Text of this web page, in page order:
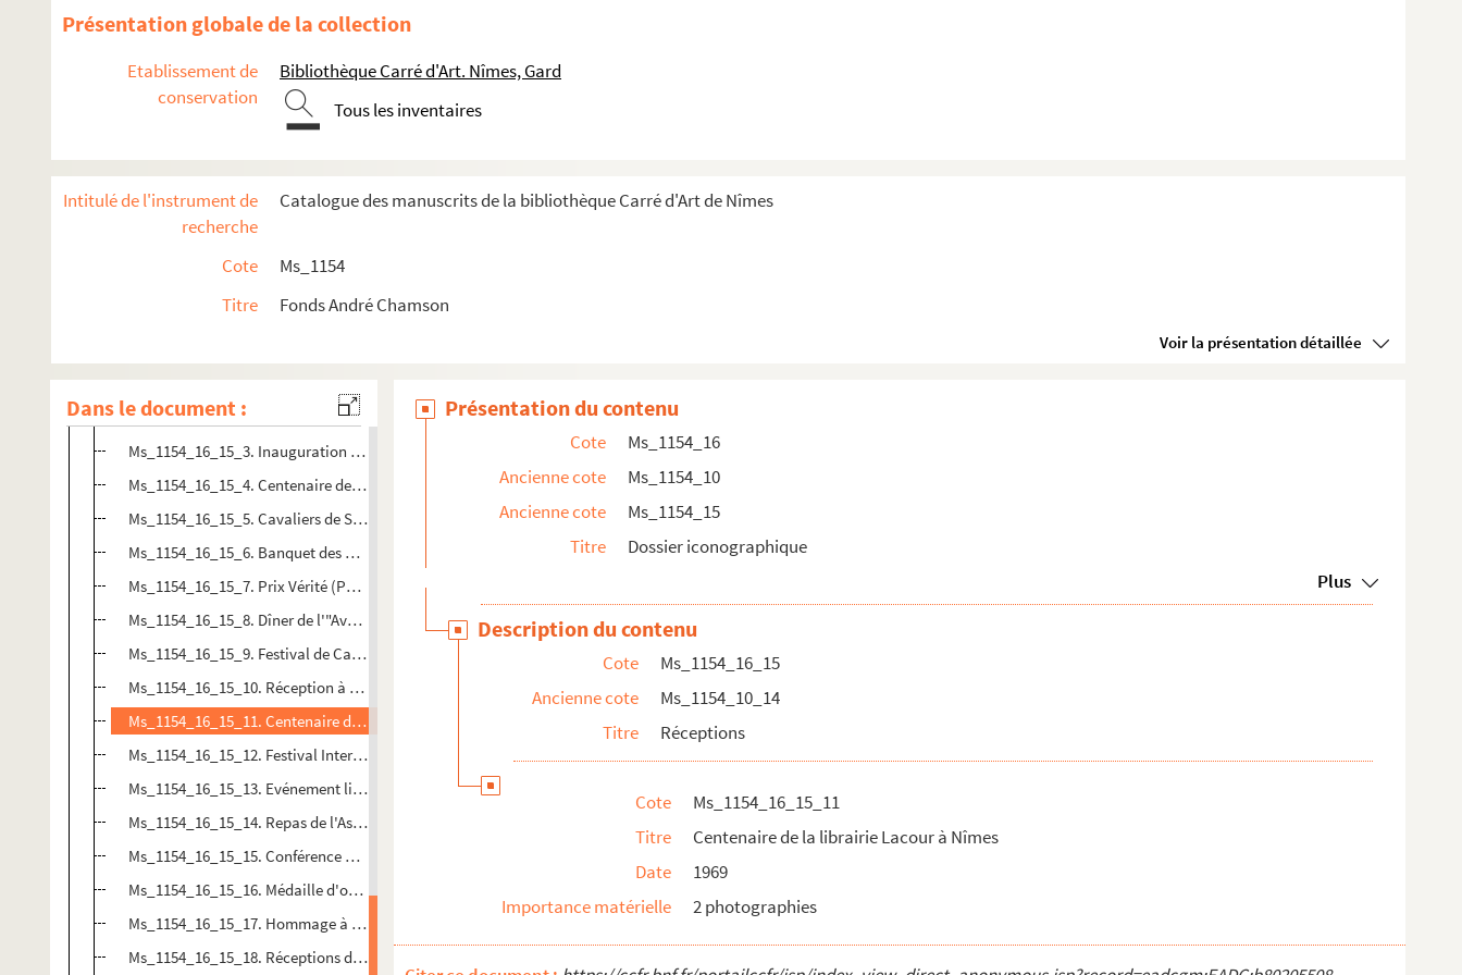
Présentation globale de la collection
Etablissement de
conservation
Bibliothèque Carré d'Art. Nîmes, Gard
Tous les inventaires
Intitulé de l'instrument de
recherche
Catalogue des manuscrits de la bibliothèque Carré d'Art de Nîmes
Cote
Ms_1154
Titre
Fonds André Chamson
Voir la présentation détaillée
Dans le document :
Ms_1154_16_6. Guerre
Ms_1154_16_7. Cévennes
Ms_1154_16_8. Vendredi
Ms_1154_16_10. Chamson directeur des Archives nationales
Ms_1154_16_11. Dessins, peintures, sculptures
Ms_1154_16_13. Protestantisme
Ms_1154_16_14. Académie Française
Ms_1154_16_15_1. Chasses présidentielles
Ms_1154_16_15_2. Voyage au Canada
Ms_1154_16_15_3. Inauguration de l'Université d'Abidjan
Ms_1154_16_15_4. Centenaire de la route des Hommes de la route
Ms_1154_16_15_5. Cavaliers de Saint-Jacques-de-Compostelle
Ms_1154_16_15_6. Banquet des Enfants du Gard
Ms_1154_16_15_7. Prix Vérité (Parisien Libéré)
Ms_1154_16_15_8. Dîner de l'"Aveyronnaise"
Ms_1154_16_15_9. Festival de Cannes
Ms_1154_16_15_10. Réception à Ventabren
Ms_1154_16_15_11. Centenaire de la librairie Lacour à Nîmes
Ms_1154_16_15_12. Festival International du livre de Nice
Ms_1154_16_15_13. Evénement lié à l'Armée du Salut (?)
Ms_1154_16_15_14. Repas de l'Assemblée générale du Rotary club
Ms_1154_16_15_15. Conférence pour Guggenheim
Ms_1154_16_15_16. Médaille d'or de la Société d'Encouragement au Progrès
Ms_1154_16_15_17. Hommage à Yves Gaussen à Sommières
Ms_1154_16_15_18. Réceptions diverses ou non identifiées
Présentation du contenu
Cote
Ms_1154_16
Ancienne cote
Ms_1154_10
Ancienne cote
Ms_1154_15
Titre
Dossier iconographique
Plus
Description du contenu
Cote
Ms_1154_16_15
Ancienne cote
Ms_1154_10_14
Titre
Réceptions
Cote
Ms_1154_16_15_11
Titre
Centenaire de la librairie Lacour à Nîmes
Date
1969
Importance matérielle
2 photographies